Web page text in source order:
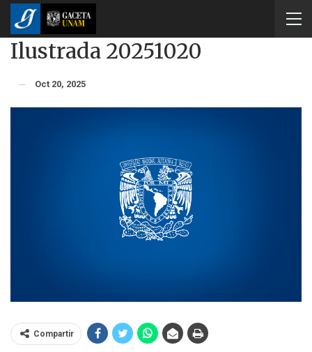
Ilustrada 20251020
Oct 20, 2025
Compartir